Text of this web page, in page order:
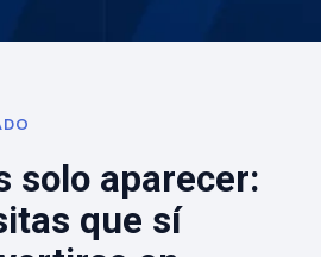
solo aparecer:
que sí